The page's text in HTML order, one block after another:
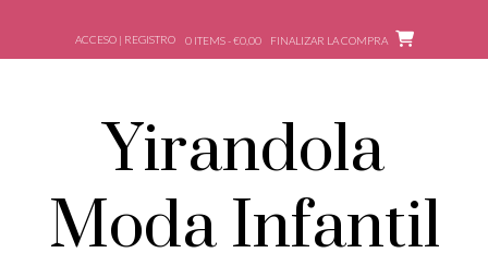
ACCESO | REGISTRO 0 ITEMS - €0,00 FINALIZAR LA COMPRA
Yirandola
Moda Infantil